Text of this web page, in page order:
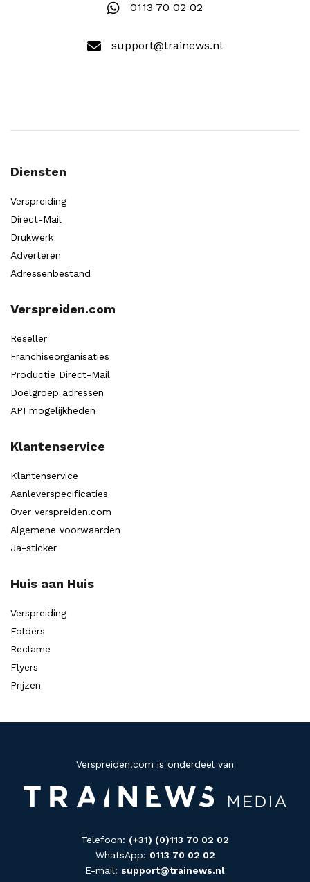
0113 70 02 02
support@trainews.nl
Diensten
Verspreiding
Direct-Mail
Drukwerk
Adverteren
Adressenbestand
Verspreiden.com
Reseller
Franchiseorganisaties
Productie Direct-Mail
Doelgroep adressen
API mogelijkheden
Klantenservice
Klantenservice
Aanleverspecificaties
Over verspreiden.com
Algemene voorwaarden
Ja-sticker
Huis aan Huis
Verspreiding
Folders
Reclame
Flyers
Prijzen
Verspreiden.com is onderdeel van
Telefoon: (+31) (0)113 70 02 02
WhatsApp: 0113 70 02 02
E-mail: support@trainews.nl